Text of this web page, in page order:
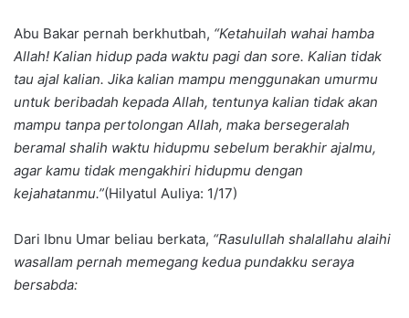
Abu Bakar pernah berkhutbah, “Ketahuilah wahai hamba
Allah! Kalian hidup pada waktu pagi dan sore. Kalian tidak
tau ajal kalian. Jika kalian mampu menggunakan umurmu
untuk beribadah kepada Allah, tentunya kalian tidak akan
mampu tanpa pertolongan Allah, maka bersegeralah
beramal shalih waktu hidupmu sebelum berakhir ajalmu,
agar kamu tidak mengakhiri hidupmu dengan
kejahatanmu.”(Hilyatul Auliya: 1/17)
Dari Ibnu Umar beliau berkata, “Rasulullah shalallahu alaihi
wasallam pernah memegang kedua pundakku seraya
bersabda: